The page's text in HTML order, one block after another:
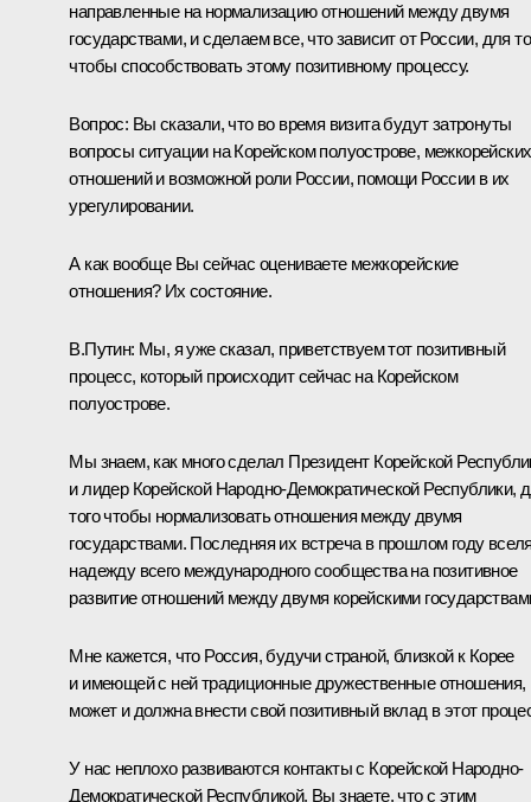
направленные на нормализацию отношений между двумя
государствами, и сделаем все, что зависит от России, для
чтобы способствовать этому позитивному процессу.
Вопрос: Вы сказали, что во время визита будут затронуты
вопросы ситуации на Корейском полуострове, межкорейских
отношений и возможной роли России, помощи России в их
урегулировании.
А как вообще Вы сейчас оцениваете межкорейские
отношения? Их состояние.
В.Путин: Мы, я уже сказал, приветствуем тот позитивный
процесс, который происходит сейчас на Корейском
полуострове.
Мы знаем, как много сделал Президент Корейской
и лидер Корейской Народно-Демократической Республики,
того чтобы нормализовать отношения между двумя
государствами. Последняя их встреча в прошлом году
надежду всего международного сообщества на позитивное
развитие отношений между двумя корейскими
Мне кажется, что Россия, будучи страной, близкой к Корее
и имеющей с ней традиционные дружественные отношения,
может и должна внести свой позитивный вклад в этот
У нас неплохо развиваются контакты с Корейской Народно-
Демократической Республикой. Вы знаете, что с этим